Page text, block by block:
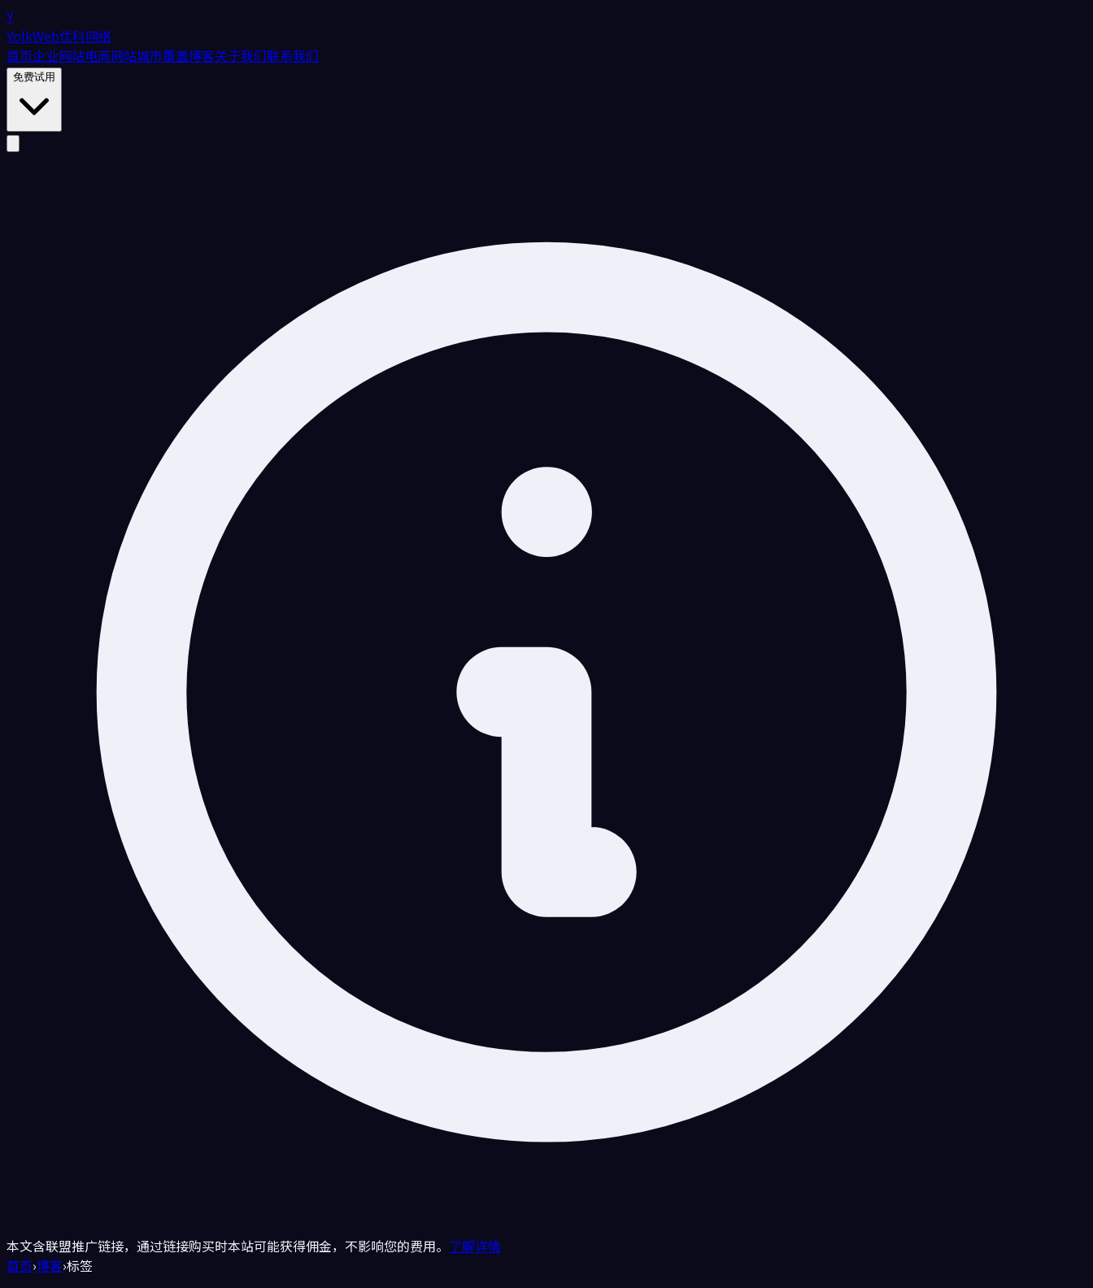
Y
YolkWeb优科网络
首页企业网站电商网站城市覆盖博客关于我们联系我们
免费试用
本文含联盟推广链接，通过链接购买时本站可能获得佣金，不影响您的费用。 了解详情
首页›博客›标签